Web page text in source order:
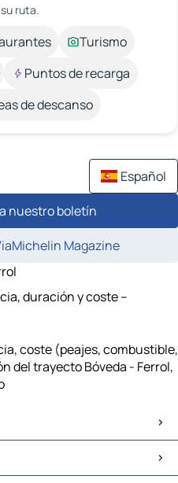
ruta.
Turismo
Puntos de recarga
de descanso
Español
nuestro boletín
Magazine
duración y coste –
coste (peajes, combustible,
del trayecto Bóveda - Ferrol,